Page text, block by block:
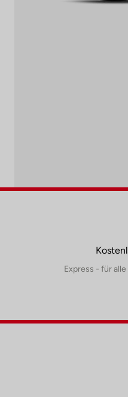
Express - für